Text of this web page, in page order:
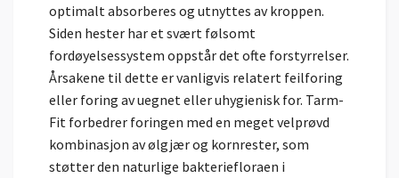
optimalt absorberes og utnyttes av kroppen.
Siden hester har et svært følsomt
fordøyelsessystem oppstår det ofte forstyrrelser.
Årsakene til dette er vanligvis relatert feilforing
eller foring av uegnet eller uhygienisk for. Tarm-
Fit forbedrer foringen med en meget velprøvd
kombinasjon av ølgjær og kornrester, som
støtter den naturlige bakteriefloraen i